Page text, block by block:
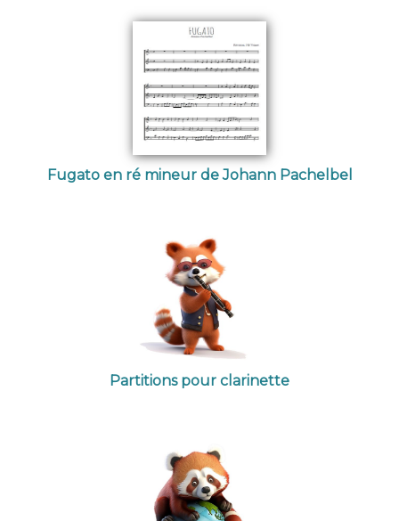
Fugato en ré mineur de Johann Pachelbel
Partitions pour clarinette